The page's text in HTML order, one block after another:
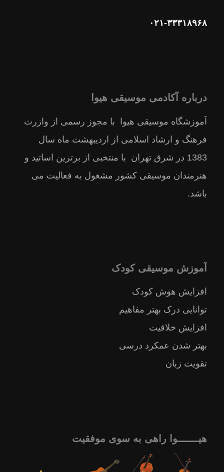
۰۲۱-۳۳۳۱۸۹۶۸
درباره آکادمی موسیقی هیوا
آموزشگاه موسیقی هیوا با مجوز رسمى از وازرت
فرهنگ و ارشاد اسلامى از ارديبهشت ماه سال
1383 در شرق تهران با منتخبى از برترين اساتيد و
هنرمندان موسيقى كشور مشغول به فعالیت می
باشد.
آموزش موسیقی کودک
افزایش هوش کودک
توانایی درک بهتر مفاهیم
افزایش خلاقیت
بهتر شدن عمکرد درسی
تقویت زبان
هیـــــــوا راهی به سوی موفقیت